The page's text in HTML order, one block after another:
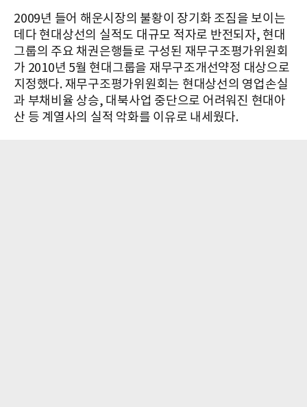
2009년 들어 해운시장의 불황이 장기화 조짐을 보이는
데다 현대상선의 실적도 대규모 적자로 반전되자, 현대
그룹의 주요 채권은행들로 구성된 재무구조평가위원회
가 2010년 5월 현대그룹을 재무구조개선약정 대상으로
지정했다. 재무구조평가위원회는 현대상선의 영업손실
과 부채비율 상승, 대북사업 중단으로 어려워진 현대아
산 등 계열사의 실적 악화를 이유로 내세웠다.